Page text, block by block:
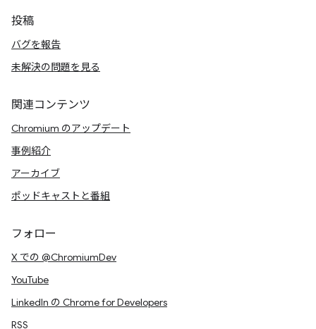
投稿
バグを報告
未解決の問題を見る
関連コンテンツ
Chromium のアップデート
事例紹介
アーカイブ
ポッドキャストと番組
フォロー
X での @ChromiumDev
YouTube
LinkedIn の Chrome for Developers
RSS